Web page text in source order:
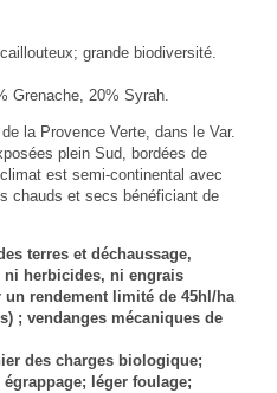
grande biodiversité.
Grenache, 20% Syrah.
la Provence Verte, dans le Var.
plein Sud, bordées de
est semi-continental avec
chauds et secs bénéficiant de
terres et déchaussage,
ni herbicides, ni engrais
rendement limité de 45hl/ha
; vendanges mécaniques de
des charges biologique;
léger foulage;